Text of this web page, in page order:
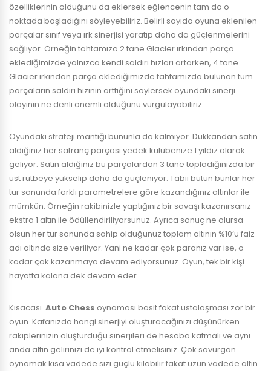
özelliklerinin olduğunu da eklersek eğlencenin tam da o
noktada başladığını söyleyebiliriz. Belirli sayıda oyuna eklenilen
parçalar sınıf veya ırk sinerjisi yaratıp daha da güçlenmelerini
sağlıyor. Örneğin tahtamıza 2 tane Glacier ırkından parça
eklediğimizde yalnızca kendi saldırı hızları artarken, 4 tane
Glacier ırkından parça eklediğimizde tahtamızda bulunan tüm
parçaların saldırı hızının arttığını söylersek oyundaki sinerji
olayının ne denli önemli olduğunu vurgulayabiliriz.
Oyundaki strateji mantığı bununla da kalmıyor. Dükkandan satın
aldığınız her satranç parçası yedek kulübenize 1 yıldız olarak
geliyor. Satın aldığınız bu parçalardan 3 tane topladığınızda bir
üst rütbeye yükselip daha da güçleniyor. Tabii bütün bunlar her
tur sonunda farklı parametrelere göre kazandığınız altınlar ile
mümkün. Örneğin rakibinizle yaptığınız bir savaşı kazanırsanız
ekstra 1 altın ile ödüllendiriliyorsunuz. Ayrıca sonuç ne olursa
olsun her tur sonunda sahip olduğunuz toplam altının %10’u faiz
adı altında size veriliyor. Yani ne kadar çok paranız var ise, o
kadar çok kazanmaya devam ediyorsunuz. Oyun, tek bir kişi
hayatta kalana dek devam eder.
Kısacası Auto Chess oynaması basit fakat ustalaşması zor bir
oyun. Kafanızda hangi sinerjiyi oluşturacağınızı düşünürken
rakiplerinizin oluşturduğu sinerjileri de hesaba katmalı ve aynı
anda altın gelirinizi de iyi kontrol etmelisiniz. Çok savurgan
oynamak kısa vadede sizi güçlü kılabilir fakat uzun vadede altın